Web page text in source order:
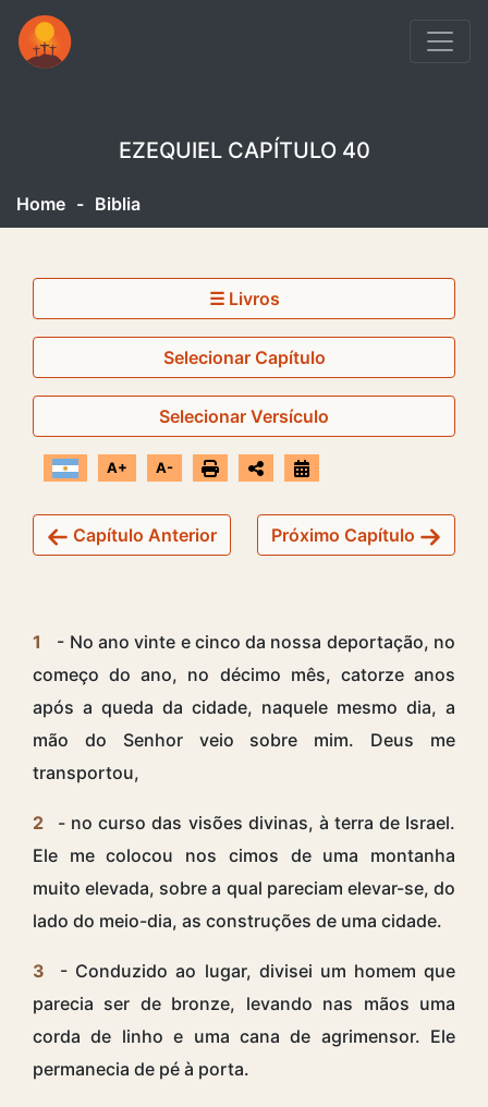
EZEQUIEL CAPÍTULO 40
Home - Biblia
☰ Livros
Selecionar Capítulo
Selecionar Versículo
A+ A-
Capítulo Anterior Próximo Capítulo
1
- No ano vinte e cinco da nossa deportação, no
começo do ano, no décimo mês, catorze anos
após a queda da cidade, naquele mesmo dia, a
mão do Senhor veio sobre mim. Deus me
transportou,
2
- no curso das visões divinas, à terra de Israel.
Ele me colocou nos cimos de uma montanha
muito elevada, sobre a qual pareciam elevar-se, do
lado do meio-dia, as construções de uma cidade.
3
- Conduzido ao lugar, divisei um homem que
parecia ser de bronze, levando nas mãos uma
corda de linho e uma cana de agrimensor. Ele
permanecia de pé à porta.